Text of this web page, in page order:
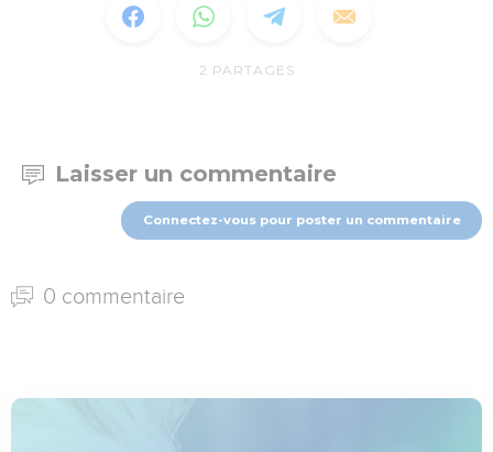
2 PARTAGES
Laisser un commentaire
Connectez-vous pour poster un commentaire
0 commentaire